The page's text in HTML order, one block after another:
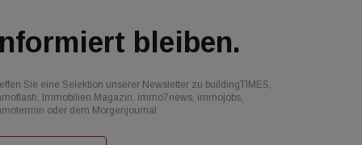
bleiben.
Sie eine Selektion unserer Newsletter zu buildingTIMES,
Immobilien Magazin, immo7news, immojobs,
oder dem Morgenjournal